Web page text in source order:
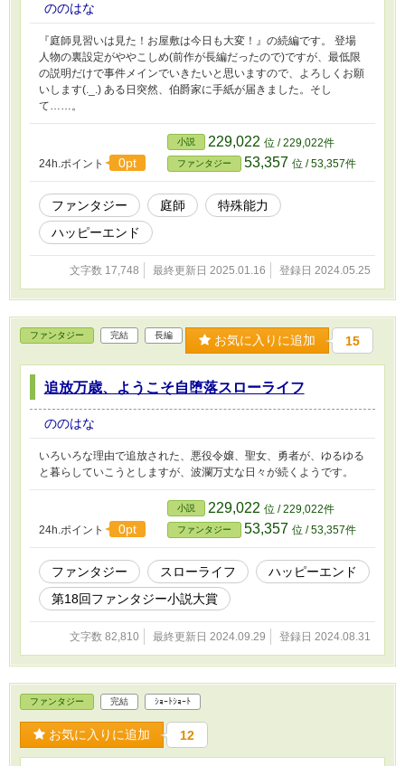
ののはな
『庭師見習いは見た！お屋敷は今日も大変！』の続編です。 登場
人物の裏設定がややこしめ(前作が長編だったので)ですが、最低限
の説明だけで事件メインでいきたいと思いますので、よろしくお願
いします(._.) ある日突然、伯爵家に手紙が届きました。そし
て……。
24h.ポイント 0pt
小説 229,022 位 / 229,022件
ファンタジー 53,357 位 / 53,357件
ファンタジー 庭師
特殊能力
ハッピーエンド
文字数 17,748 最終更新日 2025.01.16 登録日 2024.05.25
ファンタジー 完結 長編 お気に入りに追加 15
追放万歳、ようこそ自堕落スローライフ
ののはな
いろいろな理由で追放された、悪役令嬢、聖女、勇者が、ゆるゆる
と暮らしていこうとしますが、波瀾万丈な日々が続くようです。
24h.ポイント 0pt
小説 229,022 位 / 229,022件
ファンタジー 53,357 位 / 53,357件
ファンタジー スローライフ
ハッピーエンド
第18回ファンタジー小説大賞
文字数 82,810 最終更新日 2024.09.29 登録日 2024.08.31
ファンタジー 完結 ｼｮｰﾄｼｮｰﾄ
お気に入りに追加 12